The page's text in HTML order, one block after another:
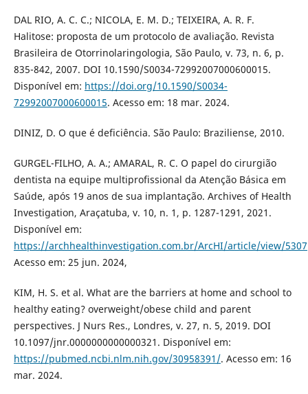
DAL RIO, A. C. C.; NICOLA, E. M. D.; TEIXEIRA, A. R. F.
Halitose: proposta de um protocolo de avaliação. Revista
Brasileira de Otorrinolaringologia, São Paulo, v. 73, n. 6, p.
835-842, 2007. DOI 10.1590/S0034-72992007000600015.
Disponível em: https://doi.org/10.1590/S0034-
72992007000600015. Acesso em: 18 mar. 2024.
DINIZ, D. O que é deficiência. São Paulo: Braziliense, 2010.
GURGEL-FILHO, A. A.; AMARAL, R. C. O papel do cirurgião
dentista na equipe multiprofissional da Atenção Básica em
Saúde, após 19 anos de sua implantação. Archives of Health
Investigation, Araçatuba, v. 10, n. 1, p. 1287-1291, 2021.
Disponível em:
https://archhealthinvestigation.com.br/ArcHI/article/view/5307
Acesso em: 25 jun. 2024,
KIM, H. S. et al. What are the barriers at home and school to
healthy eating? overweight/obese child and parent
perspectives. J Nurs Res., Londres, v. 27, n. 5, 2019. DOI
10.1097/jnr.0000000000000321. Disponível em:
https://pubmed.ncbi.nlm.nih.gov/30958391/. Acesso em: 16
mar. 2024.